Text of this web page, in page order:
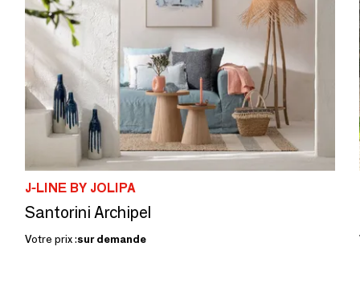
J-LINE BY JOLIPA
Santorini Archipel
Votre prix :sur demande